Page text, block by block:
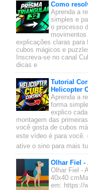
Como
Aprenda a
simples e
o processo
explicações claras para
cubos mágicos e
Inscreva-se no canal
dicas e
Tutorial
Helicopter
Aprenda a
forma
explico
montagem das
você gosta de cubos
este vídeo é para você.
ative o sino para mais
Olhar Fiel -
Olhar Fiel -
40x40
em: https://